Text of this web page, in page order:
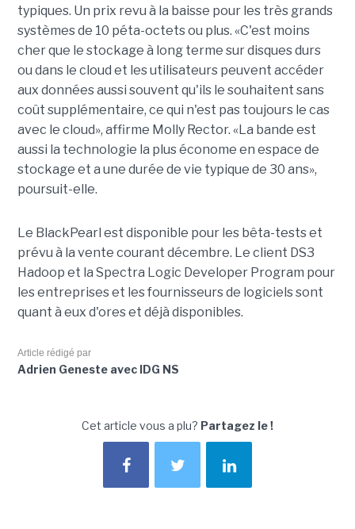
typiques. Un prix revu à la baisse pour les très grands
systèmes de 10 péta-octets ou plus. «C'est moins
cher que le stockage à long terme sur disques durs
ou dans le cloud et les utilisateurs peuvent accéder
aux données aussi souvent qu'ils le souhaitent sans
coût supplémentaire, ce qui n'est pas toujours le cas
avec le cloud», affirme Molly Rector. «La bande est
aussi la technologie la plus économe en espace de
stockage et a une durée de vie typique de 30 ans»,
poursuit-elle.
Le BlackPearl est disponible pour les bêta-tests et
prévu à la vente courant décembre. Le client DS3
Hadoop et la Spectra Logic Developer Program pour
les entreprises et les fournisseurs de logiciels sont
quant à eux d'ores et déjà disponibles.
Article rédigé par
Adrien Geneste avec IDG NS
Cet article vous a plu? Partagez le !